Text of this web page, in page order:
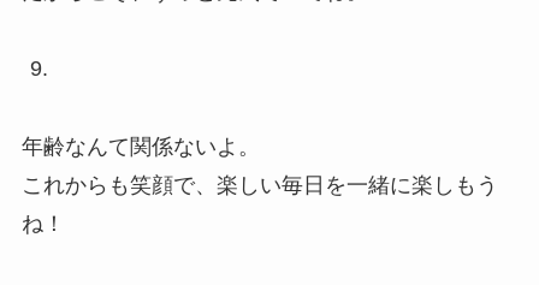
年齢なんて関係ないよ。
これからも笑顔で、楽しい毎日を一緒に楽しもう
ね！